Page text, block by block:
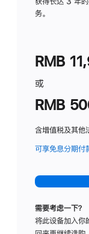
务。
RMB
或
RMB
含增值税及其他
可享免息分期付
需要考虑一下？
将此设备加入你